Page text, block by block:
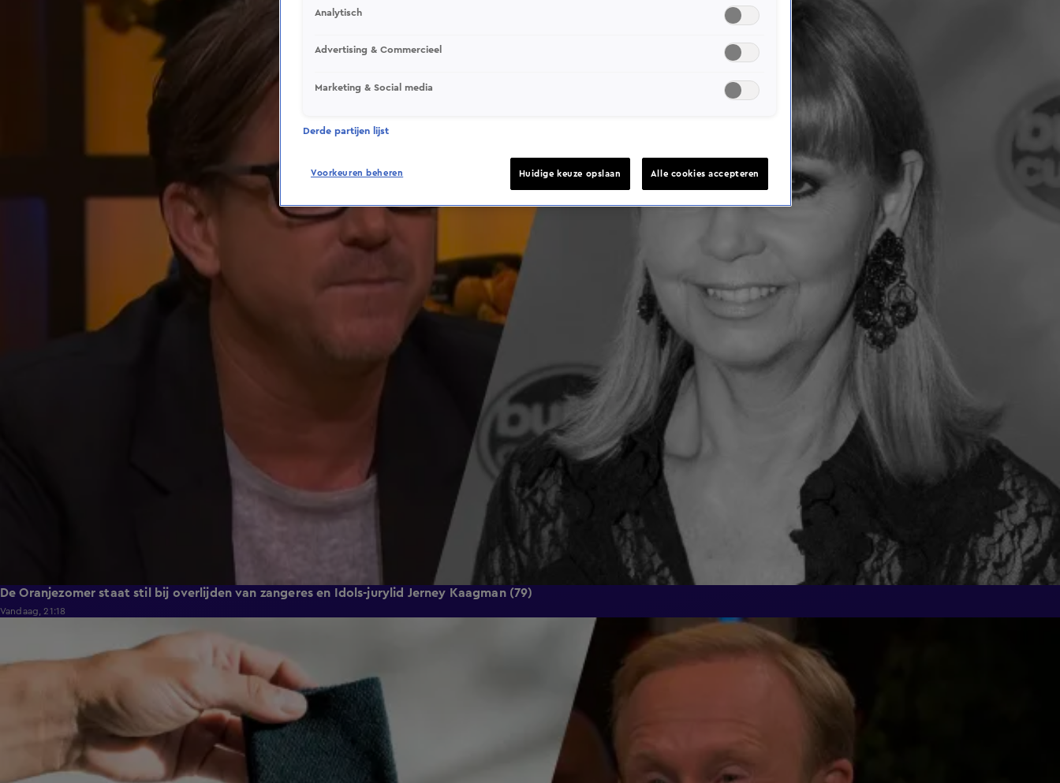
De Oranjezomer staat stil bij overlijden van zangeres en Idols-jurylid Jerney Kaagman (79)
Vandaag, 21:18
Analytisch
Advertising & Commercieel
Marketing & Social media
Derde partijen lijst
Voorkeuren beheren Huidige keuze opslaan Alle cookies accepteren